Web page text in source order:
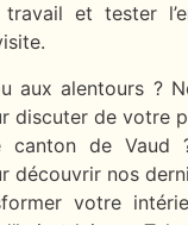
et tester
aux alentours ?
discuter de votre
canton de Vaud
découvrir nos
votre